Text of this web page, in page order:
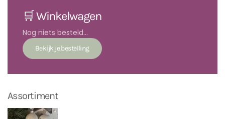
🛒 Winkelwagen
Nog niets besteld...
Assortiment